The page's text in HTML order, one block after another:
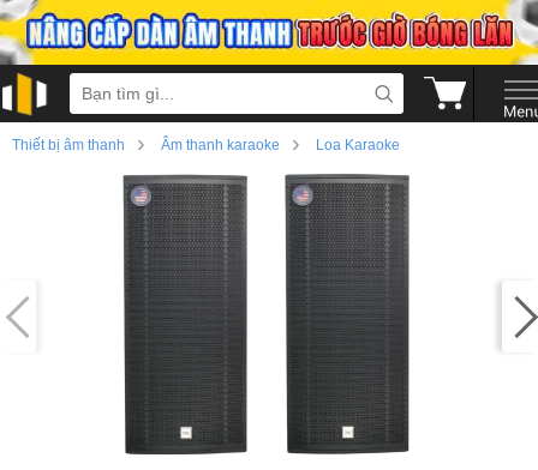
Thiết bị âm thanh › Âm thanh karaoke › Loa Karaoke